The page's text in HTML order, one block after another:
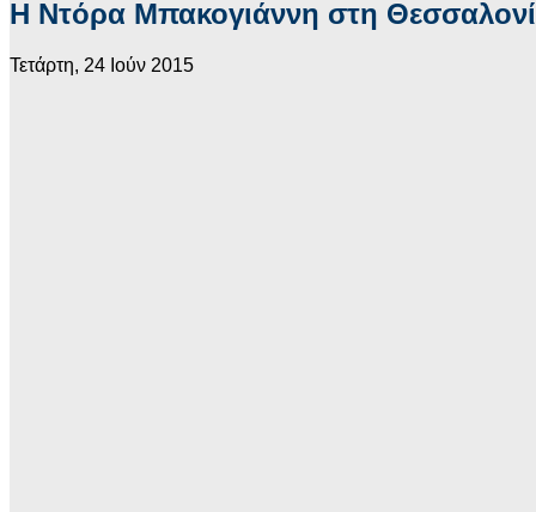
Η Nτόρα Μπακογιάννη στη
Τετάρτη, 24 Ιούν 2015